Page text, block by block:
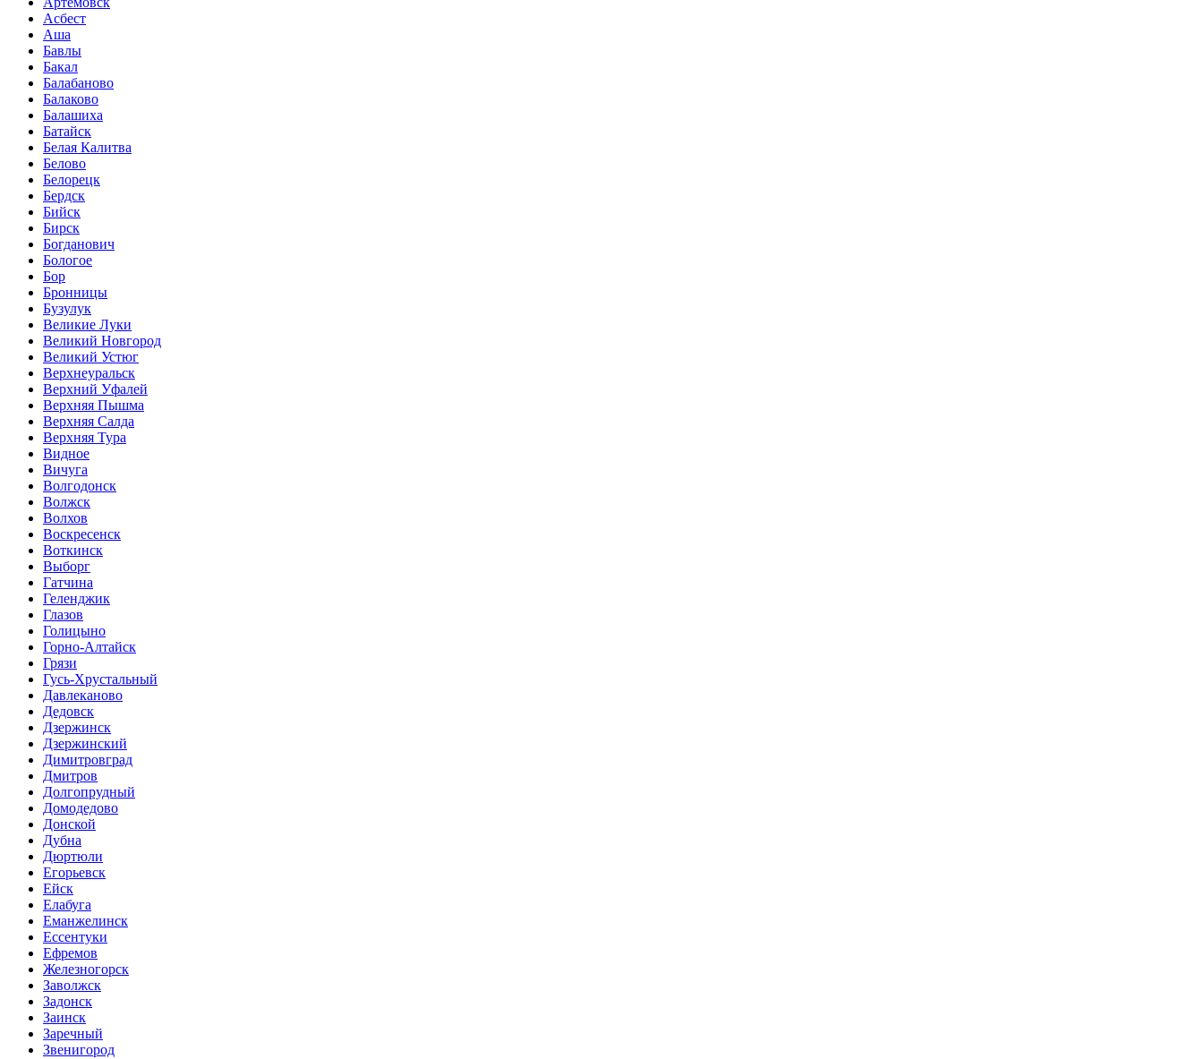
Асбест
Аша
Бавлы
Бакал
Балабаново
Балаково
Балашиха
Батайск
Белая Калитва
Белово
Белорецк
Бердск
Бийск
Бирск
Богданович
Бологое
Бор
Бронницы
Бузулук
Великие Луки
Великий Новгород
Великий Устюг
Верхнеуральск
Верхний Уфалей
Верхняя Пышма
Верхняя Салда
Верхняя Тура
Видное
Вичуга
Волгодонск
Волжск
Волхов
Воскресенск
Воткинск
Выборг
Гатчина
Геленджик
Глазов
Голицыно
Горно-Алтайск
Грязи
Гусь-Хрустальный
Давлеканово
Дедовск
Дзержинск
Дзержинский
Димитровград
Дмитров
Долгопрудный
Домодедово
Донской
Дубна
Дюртюли
Егорьевск
Ейск
Елабуга
Еманжелинск
Ессентуки
Ефремов
Железногорск
Заволжск
Задонск
Заинск
Заречный
Звенигород